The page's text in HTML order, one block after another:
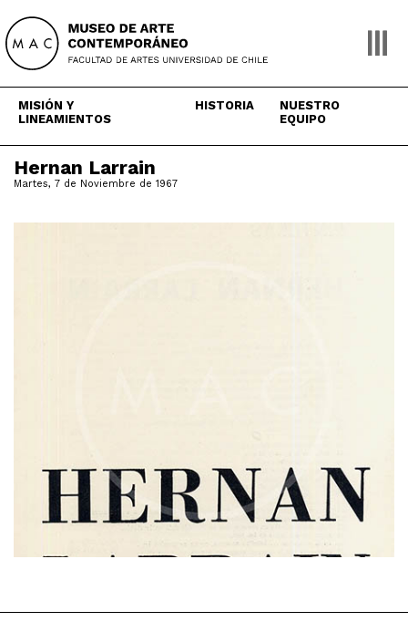
content
MISIÓN Y
LINEAMIENTOS
HISTORIA
NUESTRO
EQUIPO
Hernan Larrain
Martes, 7 de Noviembre de 1967